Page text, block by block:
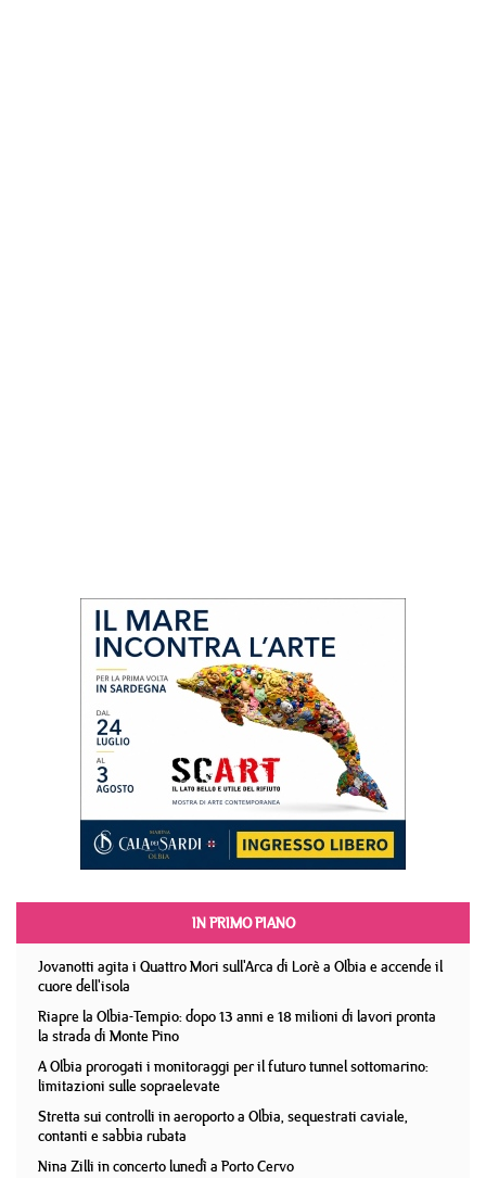
IN PRIMO PIANO
Jovanotti agita i Quattro Mori sull'Arca di Lorè a Olbia e accende il
cuore dell'isola
Riapre la Olbia-Tempio: dopo 13 anni e 18 milioni di lavori pronta
la strada di Monte Pino
A Olbia prorogati i monitoraggi per il futuro tunnel sottomarino:
limitazioni sulle sopraelevate
Stretta sui controlli in aeroporto a Olbia, sequestrati caviale,
contanti e sabbia rubata
Nina Zilli in concerto lunedì a Porto Cervo